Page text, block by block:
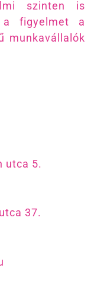
szinten is
a figyelmet a
munkavállalók
utca 5.
37.